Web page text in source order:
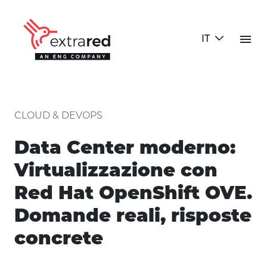
menu
CLOUD & DEVOPS
Data Center moderno:
Virtualizzazione con
Red Hat OpenShift OVE.
Domande reali, risposte
concrete